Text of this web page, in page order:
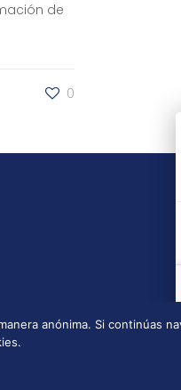
de
0
Tablón de anuncios
anónima. Si continúas